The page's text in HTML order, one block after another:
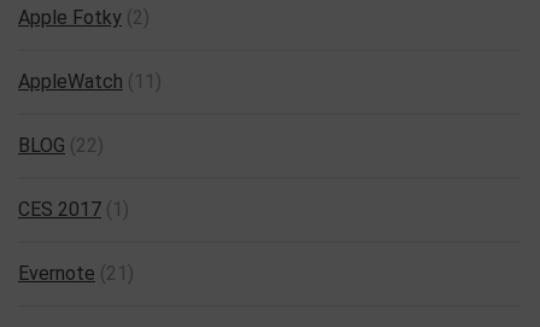
Apple Fotky (2)
AppleWatch (11)
BLOG (22)
CES 2017 (1)
Evernote (21)